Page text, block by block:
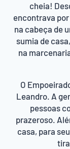
cheia!
encontrava
na cabeça de
sumia de
na
O
Leandro. A
pessoas
prazeroso.
casa, para